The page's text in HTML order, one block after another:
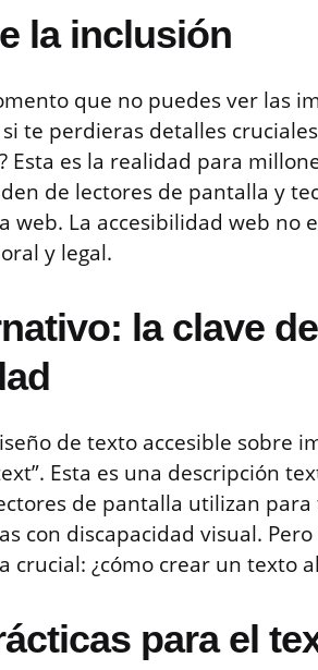
la inclusión
que no puedes ver las
te perdieras detalles
Esta es la realidad para
de lectores de pantalla y
web. La accesibilidad web no
y legal.
la clave
de texto accesible sobre
Esta es una descripción
de pantalla utilizan
con discapacidad visual.
crucial: ¿cómo crear un texto
para el